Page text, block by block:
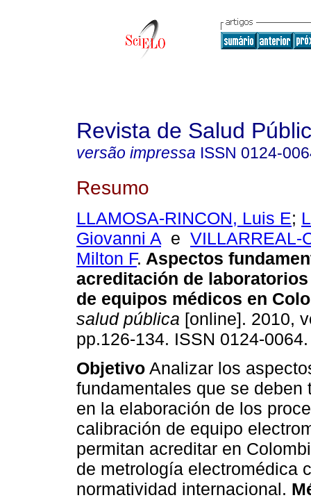
Revista de Salud
versão impressa ISSN 0124-
Resumo
LLAMOSA-RINCON, Luis E;
Giovanni A e VILLARREAL-
Milton F. Aspectos
acreditación de
de equipos médicos en
salud pública [online]. 2010,
pp.126-134. ISSN 0124-0064.
Objetivo Analizar los
fundamentales que se deben
en la elaboración de los
calibración de equipo
permitan acreditar en
de metrología electromédica
normatividad internacional.